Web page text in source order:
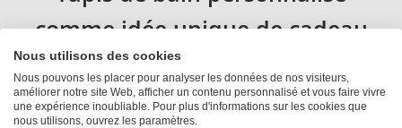
comme idée unique de cadeau
et de décoration
Tu trouves que ta salle de bain aurait bien besoin d'un
Nous utilisons des cookies
Nous pouvons les placer pour analyser les données de nos visiteurs,
améliorer notre site Web, afficher un contenu personnalisé et vous faire vivre
une expérience inoubliable. Pour plus d'informations sur les cookies que
nous utilisons, ouvrez les paramètres.